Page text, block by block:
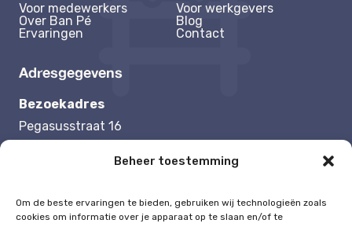
Beheer toestemming
Om de beste ervaringen te bieden, gebruiken wij technologieën zoals
cookies om informatie over je apparaat op te slaan en/of te
Voor medewerkers
Voor werkgevers
Over Ban Pé
Blog
Ervaringen
Contact
Adresgegevens
Bezoekadres
Pegasusstraat 16
Tel: 0625192504